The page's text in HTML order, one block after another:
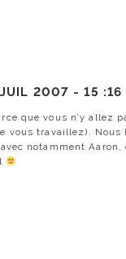
JUIL 2007 -15 :16
que vous n’y allez
vous travaillez).
notamment